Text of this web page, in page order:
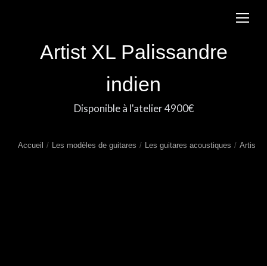
Artist XL Palissandre
indien
Disponible à l'atelier 4900€
Accueil Les modèles de guitares Les guitares acoustiques Artist